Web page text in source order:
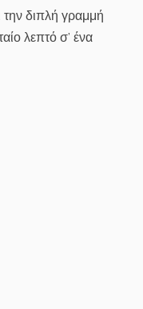
διπλή γραμμή
λεπτό σ’ ένα